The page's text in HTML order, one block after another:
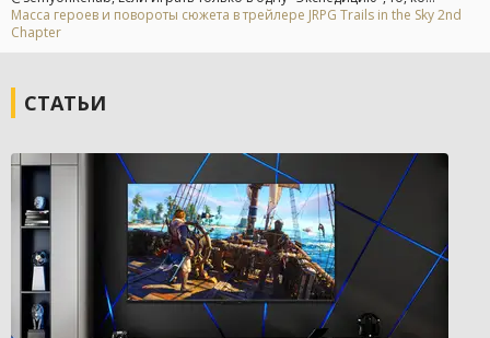
Масса героев и повороты сюжета в трейлере JRPG Trails in the Sky 2nd
Chapter
СТАТЬИ